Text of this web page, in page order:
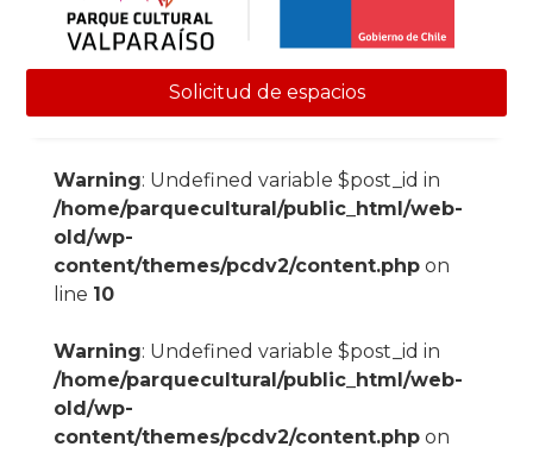
Solicitud de espacios
Warning: Undefined variable $post_id in
/home/parquecultural/public_html/web-
old/wp-
content/themes/pcdv2/content.phpon
line 10
Warning: Undefined variable $post_id in
/home/parquecultural/public_html/web-
old/wp-
content/themes/pcdv2/content.phpon